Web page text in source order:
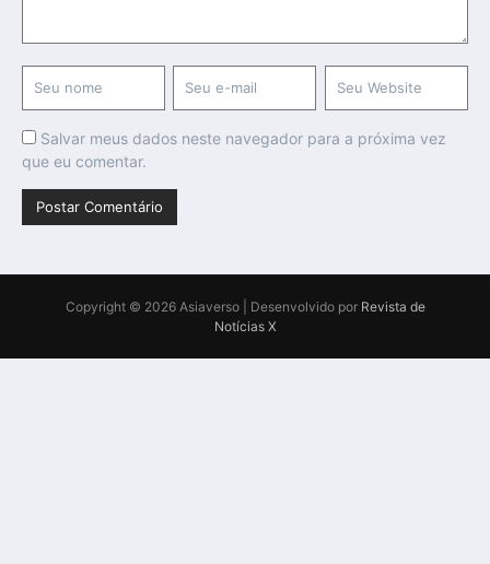
Salvar meus dados neste navegador para a próxima vez
que eu comentar.
Copyright © 2026 Asiaverso | Desenvolvido por Revista de
Notícias X